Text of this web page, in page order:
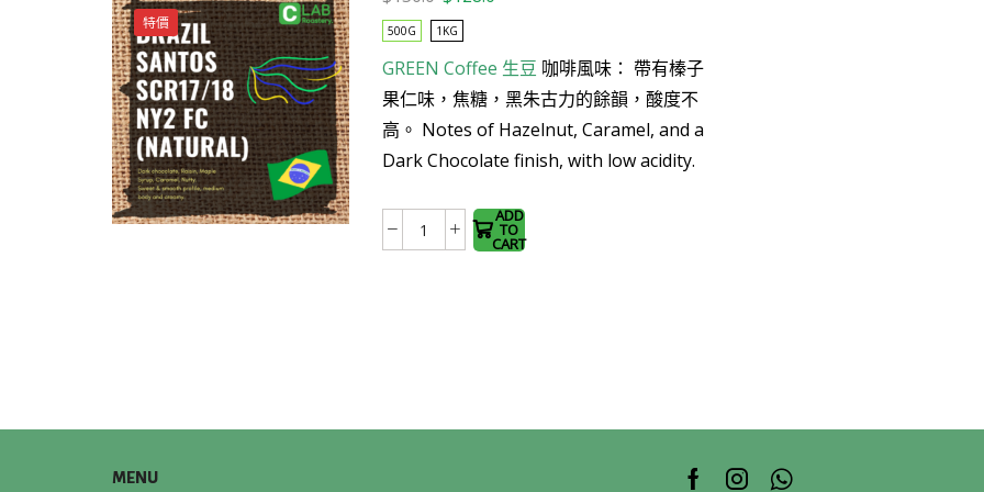
chosen
on
the
product
特價
price
was:
$150.0.$128.0.
500G 1KG
GREEN Coffee 生豆 咖啡風味： 帶有榛子
果仁味，焦糖，黑朱古力的餘韻，酸度不
高。 Notes of Hazelnut, Caramel, and a
Dark Chocolate finish, with low acidity.
Brazil
數
ADD
TO
CART
product
has
multiple
The
options
MENU